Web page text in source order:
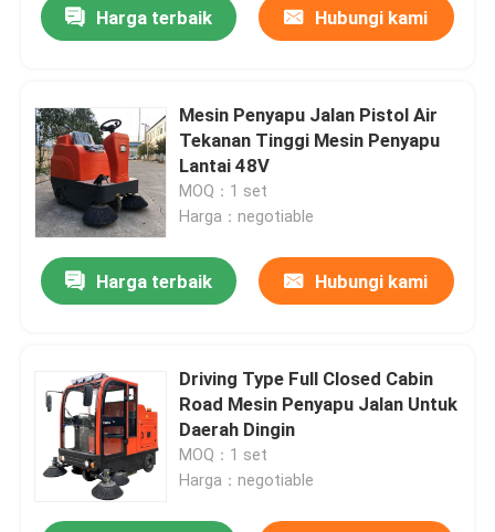
Wisata pabrik
Hubungi kami
Berita
Quote request suatu
Mini Ekskavator Tinggi
Excavator hidraulik kecil
Harga terbaik Hubungi kami
Mesin Penyapu Jalan Pistol Air
Tekanan Tinggi Mesin Penyapu
Lantai 48V
MOQ：1 set
Harga：negotiable
Harga terbaik Hubungi kami
Driving Type Full Closed Cabin
Road Mesin Penyapu Jalan Untuk
Daerah Dingin
MOQ：1 set
Harga：negotiable